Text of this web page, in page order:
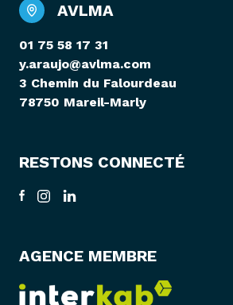
AVLMA
01 75 58 17 31
y.araujo@avlma.com
3 Chemin du Falourdeau
78750 Mareil-Marly
RESTONS CONNECTÉ
AGENCE MEMBRE